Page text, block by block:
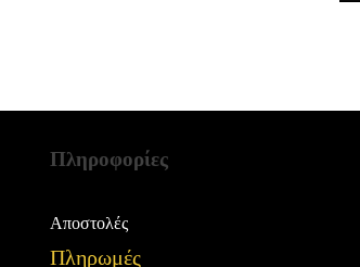
Πληροφορίες
Αποστολές
Πληρωμές